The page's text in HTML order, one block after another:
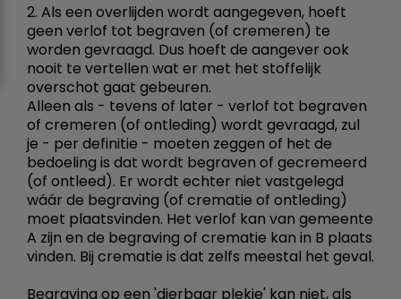
2. Als een overlijden wordt aangegeven, hoeft
geen verlof tot begraven (of cremeren) te
worden gevraagd. Dus hoeft de aangever ook
nooit te vertellen wat er met het stoffelijk
overschot gaat gebeuren.
Alleen als - tevens of later - verlof tot begraven
of cremeren (of ontleding) wordt gevraagd, zul
je - per definitie - moeten zeggen of het de
bedoeling is dat wordt begraven of gecremeerd
(of ontleed). Er wordt echter niet vastgelegd
wáár de begraving (of crematie of ontleding)
moet plaatsvinden. Het verlof kan van gemeente
A zijn en de begraving of crematie kan in B plaats
vinden. Bij crematie is dat zelfs meestal het geval.
Begraving op een 'dierbaar plekje' kan niet, als